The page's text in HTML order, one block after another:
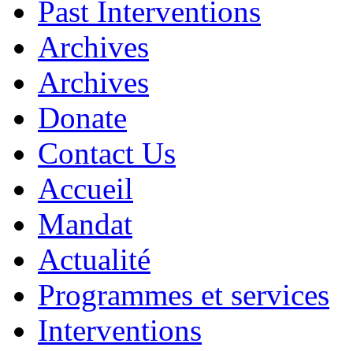
Past Interventions
Archives
Archives
Donate
Contact Us
Accueil
Mandat
Actualité
Programmes et services
Interventions